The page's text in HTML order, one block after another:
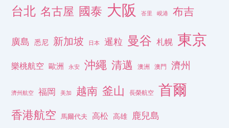
台北 名古屋 國泰 大阪 峇里 峴港 布吉
廣島 悉尼 新加坡 日本 暹粒 曼谷 札幌 東京
樂桃航空 歐洲 永安 沖繩 清邁 澳洲 澳門 濟州
濟州航空 福岡 美加 越南 釜山 長榮航空 首爾
香港航空 馬爾代夫 高松 高雄 鹿兒島